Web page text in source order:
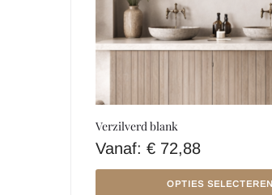
Verzilverd blank
Vanaf: € 72,88
OPTIES SELECTEREN